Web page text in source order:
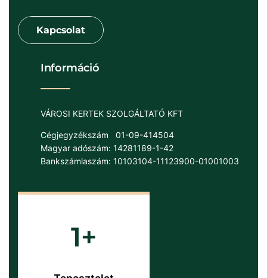
Kapcsolat
Információ
VÁROSI KERTEK SZOLGÁLTATÓ KFT
Cégjegyzékszám
01-09-414504
Magyar adószám: 14281189-1-42
Bankszámlaszám: 10103104-11123900-01001003
1